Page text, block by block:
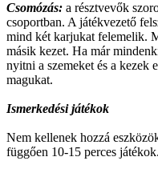
Csomózás: a résztvevők
csoportban. A játékvezető
mind két karjukat felemelik.
másik kezet. Ha már
nyitni a szemeket és a kezek
magukat.
Ismerkedési játékok
Nem kellenek hozzá
függően 10-15 perces játékok.